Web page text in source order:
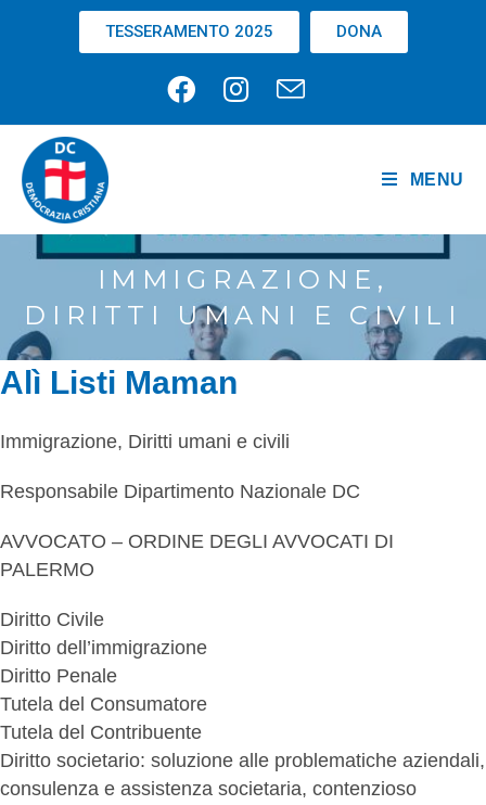
TESSERAMENTO 2025 DONA
MENU
IMMIGRAZIONE,
DIRITTI UMANI E CIVILI
Alì Listi Maman
Immigrazione, Diritti umani e civili
Responsabile Dipartimento Nazionale DC
AVVOCATO – ORDINE DEGLI AVVOCATI DI
PALERMO
Diritto Civile
Diritto dell’immigrazione
Diritto Penale
Tutela del Consumatore
Tutela del Contribuente
Diritto societario: soluzione alle problematiche aziendali,
consulenza e assistenza societaria, contenzioso